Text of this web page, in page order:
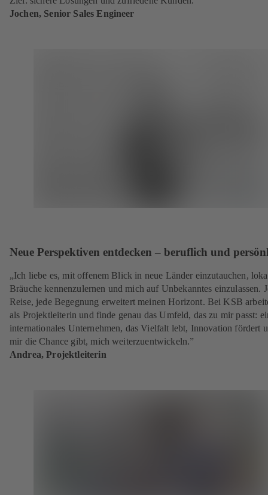
Jochen, Senior Sales Engineer
Neue Perspektiven entdecken – beruflich und
„Ich liebe es, mit offenem Blick in neue Länder einzutauchen,
Bräuche kennenzulernen und mich auf Unbekanntes einzulassen.
Reise, jede Begegnung erweitert meinen Horizont. Bei KSB
als Projektleiterin und finde genau das Umfeld, das zu mir passt:
internationales Unternehmen, das Vielfalt lebt, Innovation fördert
mir die Chance gibt, mich weiterzuentwickeln.”
Andrea, Projektleiterin